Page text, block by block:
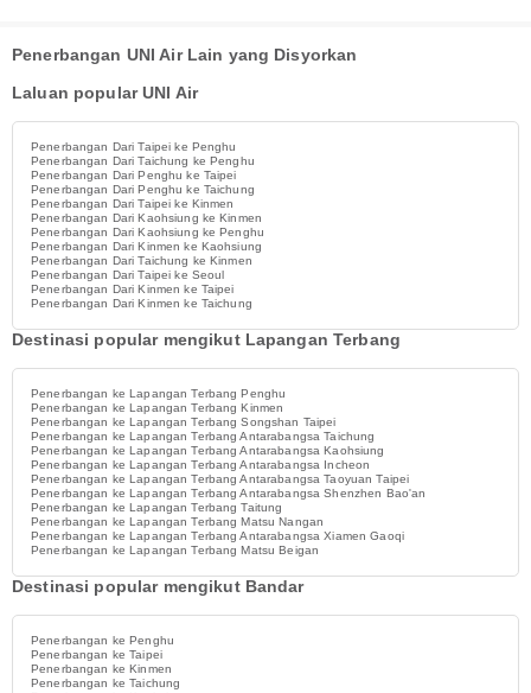
Penerbangan UNI Air Lain yang Disyorkan
Laluan popular UNI Air
Penerbangan Dari Taipei ke Penghu
Penerbangan Dari Taichung ke Penghu
Penerbangan Dari Penghu ke Taipei
Penerbangan Dari Penghu ke Taichung
Penerbangan Dari Taipei ke Kinmen
Penerbangan Dari Kaohsiung ke Kinmen
Penerbangan Dari Kaohsiung ke Penghu
Penerbangan Dari Kinmen ke Kaohsiung
Penerbangan Dari Taichung ke Kinmen
Penerbangan Dari Taipei ke Seoul
Penerbangan Dari Kinmen ke Taipei
Penerbangan Dari Kinmen ke Taichung
Destinasi popular mengikut Lapangan Terbang
Penerbangan ke Lapangan Terbang Penghu
Penerbangan ke Lapangan Terbang Kinmen
Penerbangan ke Lapangan Terbang Songshan Taipei
Penerbangan ke Lapangan Terbang Antarabangsa Taichung
Penerbangan ke Lapangan Terbang Antarabangsa Kaohsiung
Penerbangan ke Lapangan Terbang Antarabangsa Incheon
Penerbangan ke Lapangan Terbang Antarabangsa Taoyuan Taipei
Penerbangan ke Lapangan Terbang Antarabangsa Shenzhen Bao'an
Penerbangan ke Lapangan Terbang Taitung
Penerbangan ke Lapangan Terbang Matsu Nangan
Penerbangan ke Lapangan Terbang Antarabangsa Xiamen Gaoqi
Penerbangan ke Lapangan Terbang Matsu Beigan
Destinasi popular mengikut Bandar
Penerbangan ke Penghu
Penerbangan ke Taipei
Penerbangan ke Kinmen
Penerbangan ke Taichung